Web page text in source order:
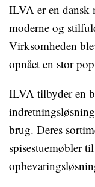
ILVA er en dansk
moderne og
Virksomheden
opnået en stor
ILVA tilbyder en
brug. Deres
spisestuemøbler